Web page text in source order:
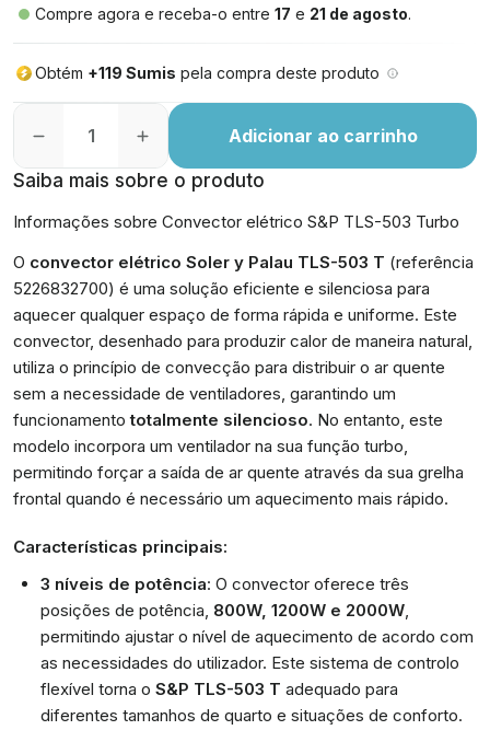
Compre agora e receba-o entre 17 e 21 de agosto.
Obtém +119 Sumis pela compra deste produto
Adicionar ao carrinho
Saiba mais sobre o produto
Informações sobre Convector elétrico S&P TLS-503 Turbo
O convector elétrico Soler y Palau TLS-503 T (referência
5226832700) é uma solução eficiente e silenciosa para
aquecer qualquer espaço de forma rápida e uniforme. Este
convector, desenhado para produzir calor de maneira natural,
utiliza o princípio de convecção para distribuir o ar quente
sem a necessidade de ventiladores, garantindo um
funcionamentototalmente silencioso. No entanto, este
modelo incorpora um ventilador na sua função turbo,
permitindo forçar a saída de ar quente através da sua grelha
frontal quando é necessário um aquecimento mais rápido.
Características principais:
3 níveis de potência: O convector oferece três
posições de potência, 800W, 1200W e 2000W,
permitindo ajustar o nível de aquecimento de acordo com
as necessidades do utilizador. Este sistema de controlo
flexível torna o S&P TLS-503 T adequado para
diferentes tamanhos de quarto e situações de conforto.